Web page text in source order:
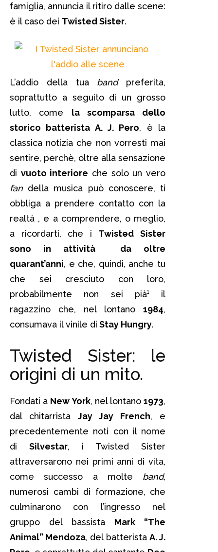
famiglia, annuncia il ritiro dalle scene:
è il caso dei Twisted Sister.
L’addio della tua bandpreferita,
soprattutto a seguito di un grosso
lutto, come la scomparsa dello
storico batterista A. J. Pero, è la
classica notizia che non vorresti mai
sentire, perchè, oltre alla sensazione
di vuoto interiore che solo un vero
fan della musica può conoscere, ti
obbliga a prendere contatto con la
realtà , e a comprendere, o meglio,
a ricordarti, che i Twisted Sister
sono in attività da oltre
quarant’anni, e che, quindi, anche tu
che sei cresciuto con loro,
probabilmente non sei pià¹ il
ragazzino che, nel lontano 1984,
consumava il vinile di Stay Hungry.
Twisted Sister: le
origini di un mito.
Fondati a New York, nel lontano1973,
dal chitarrista Jay Jay French, e
precedentemente noti con il nome
di Silvestar, i Twisted Sister
attraversarono nei primi anni di vita,
come successo a molte band,
numerosi cambi di formazione, che
culminarono con l’ingresso nel
gruppo del bassista Mark “The
Animal” Mendoza, del batterista A. J.